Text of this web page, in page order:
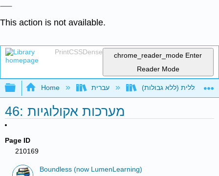
This action is not available.
PrintCSSDense chrome_reader_mode Enter
Reader Mode
Expand/collapse global hierarchy
Home
46: מערכות אקולוגיות
Page ID
210169
Boundless (now LumenLearning)